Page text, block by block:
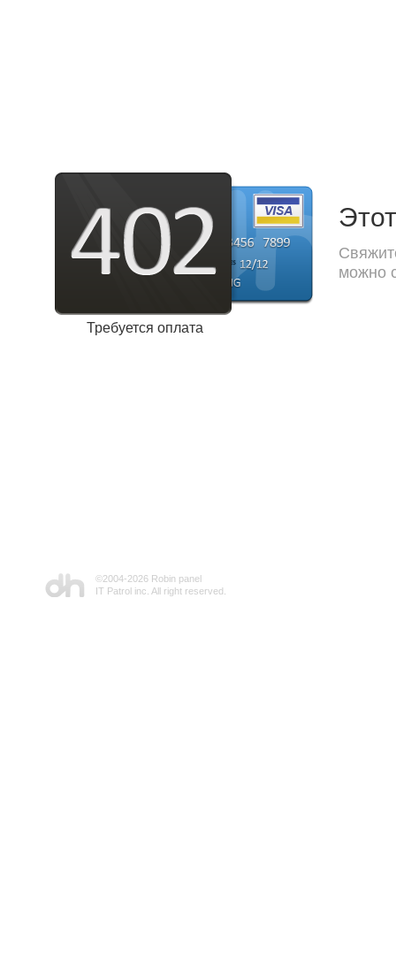
Требуется оплата
можно
©2004-2026 Robin panel
IT Patrol inc. All right reserved.